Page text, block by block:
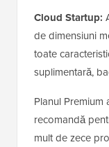
Cloud Startup:
de dimensiuni
toate
suplimentară,
Planul Premium
recomandă
mult de zece